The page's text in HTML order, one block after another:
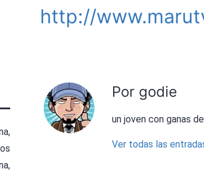
http://
,
,
Por godie
un joven con ganas
Ver todas las